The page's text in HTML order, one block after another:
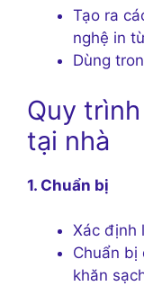
Tạo ra
nghệ in
Dùng
Quy
tại nhà
1. Chuẩn bị
Xác định
Chuẩn bị
khăn